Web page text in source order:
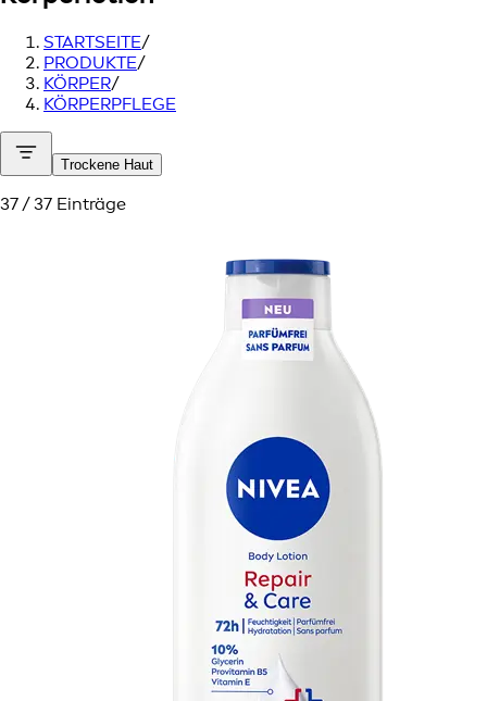
STARTSEITE/
PRODUKTE/
KÖRPER/
KÖRPERPFLEGE
Trockene Haut
37 / 37 Einträge